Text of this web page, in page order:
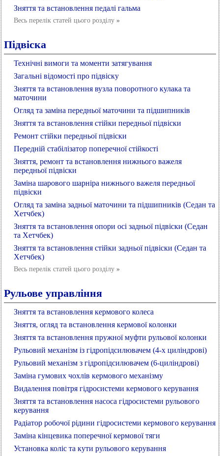
Зняття та встановлення педалі гальма
Весь перелік статей цього розділу »
Підвіска
Технічні вимоги та моменти затягування
Загальні відомості про підвіску
Зняття та встановлення вузла поворотного кулака та
маточини
Огляд та заміна передньої маточини та підшипників
Зняття та встановлення стійки передньої підвіски
Ремонт стійки передньої підвіски
Передній стабілізатор поперечної стійкості
Зняття, ремонт та встановлення нижнього важеля
передньої підвіски
Заміна шарового шарніра нижнього важеля передньої
підвіски
Огляд та заміна задньої маточини та підшипників (Седан та
Хетчбек)
Зняття та встановлення опори осі задньої підвіски (Седан
та Хетчбек)
Зняття та встановлення стійки задньої підвіски (Седан та
Хетчбек)
Весь перелік статей цього розділу »
Рульове управління
Зняття та встановлення кермового колеса
Зняття, огляд та встановлення кермової колонки
Зняття та встановлення пружної муфти рульової колонки
Рульовий механізм із гідропідсилювачем (4-х циліндрові)
Рульовий механізм з гідропідсилювачем (6-циліндрові)
Заміна гумових чохлів кермового механізму
Видалення повітря гідросистеми кермового керування
Зняття та встановлення насоса гідросистеми рульового
керування
Радіатор робочої рідини гідросистеми кермового керування
Заміна кінцевика поперечної кермової тяги
Установка коліс та кути рульового керування